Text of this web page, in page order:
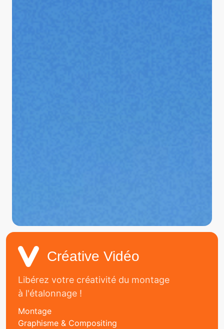
Créative Vidéo
Libérez votre créativité du montage
à l'étalonnage !
Montage
Graphisme & Compositing